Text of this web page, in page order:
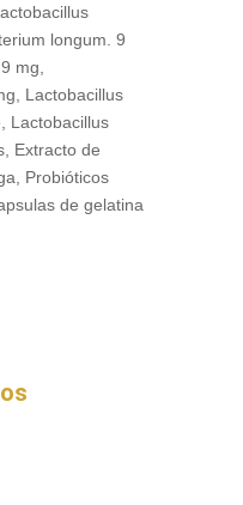
longum. 9
mg,
Lactobacillus
Lactobacillus
Extracto de
Probióticos
de gelatina